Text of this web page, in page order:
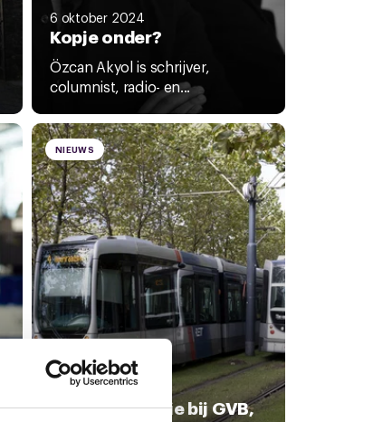
6 oktober 2024
Kopje onder?
Özcan Akyol is schrijver,
columnist, radio- en...
NIEUWS
3 september 2024
CNV voert actie bij GVB,